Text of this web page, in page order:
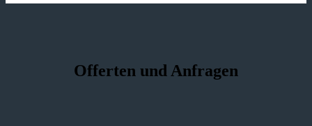
Offerten und Anfragen